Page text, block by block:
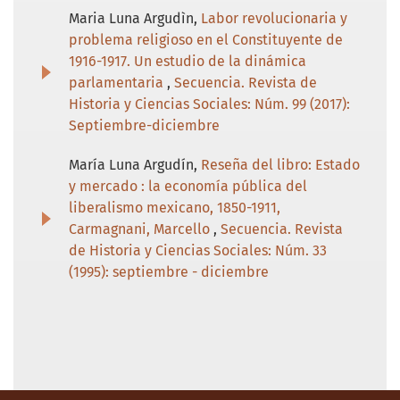
Maria Luna Argudìn, Labor revolucionaria y
problema religioso en el Constituyente de
1916-1917. Un estudio de la dinámica
parlamentaria , Secuencia. Revista de
Historia y Ciencias Sociales: Núm. 99 (2017):
Septiembre-diciembre
María Luna Argudín, Reseña del libro: Estado
y mercado : la economía pública del
liberalismo mexicano, 1850-1911,
Carmagnani, Marcello , Secuencia. Revista
de Historia y Ciencias Sociales: Núm. 33
(1995): septiembre - diciembre